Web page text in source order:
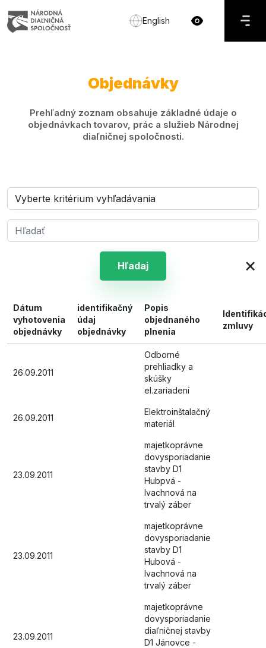
English
Objednávky
Prehľadný zoznam obsahuje základné údaje o
objednávkach tovarov, prác a služieb Národnej
diaľničnej spoločnosti.
Hľadaj ×
Dátum
vyhotovenia
objednávky
identifikačný
údaj
objednávky
Popis
objednaného
plnenia
zmluvy
26.09.2011
Odborné
prehliadky a
skúšky
el.zariadení
26.09.2011
Elektroinštalačný
materiál
23.09.2011
majetkoprávne
dovysporiadanie
stavby D1
Hubpvá -
Ivachnová na
trvalý záber
23.09.2011
majetkoprávne
dovysporiadanie
stavby D1
Hubová -
Ivachnová na
trvalý záber
23.09.2011
majetkoprávne
dovysporiadanie
diaľničnej stavby
D1 Jánovce -